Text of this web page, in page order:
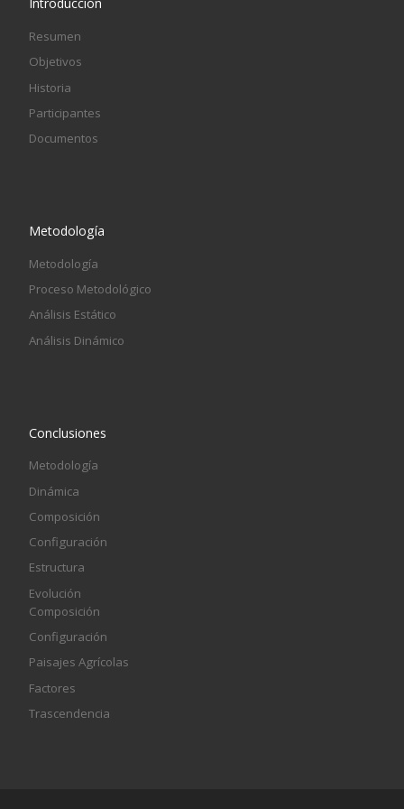
Introducción
Resumen
Objetivos
Historia
Participantes
Documentos
Metodología
Metodología
Proceso Metodológico
Análisis Estático
Análisis Dinámico
Conclusiones
Metodología
Dinámica
Composición
Configuración
Estructura
Evolución
Composición
Configuración
Paisajes Agrícolas
Factores
Trascendencia